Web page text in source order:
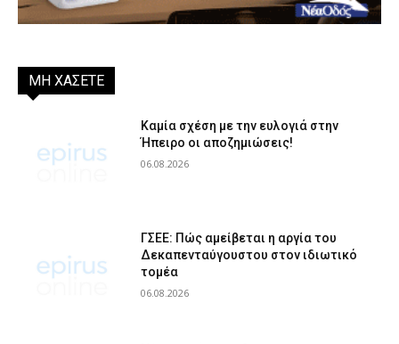
ΜΗ ΧΑΣΕΤΕ
Καμία σχέση με την ευλογιά στην
Ήπειρο οι αποζημιώσεις!
06.08.2026
ΓΣΕΕ: Πώς αμείβεται η αργία του
Δεκαπενταύγουστου στον ιδιωτικό
τομέα
06.08.2026